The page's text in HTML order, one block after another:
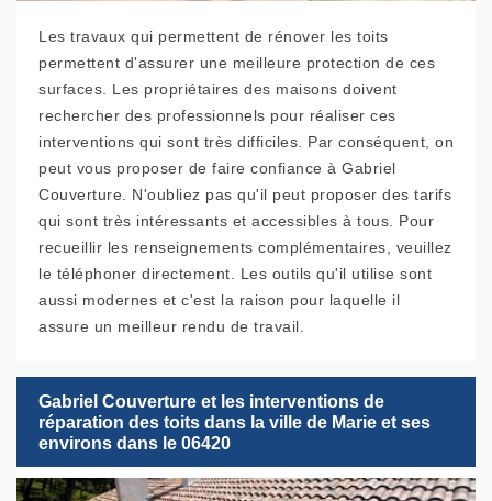
Les travaux qui permettent de rénover les toits
permettent d'assurer une meilleure protection de ces
surfaces. Les propriétaires des maisons doivent
rechercher des professionnels pour réaliser ces
interventions qui sont très difficiles. Par conséquent, on
peut vous proposer de faire confiance à Gabriel
Couverture. N'oubliez pas qu'il peut proposer des tarifs
qui sont très intéressants et accessibles à tous. Pour
recueillir les renseignements complémentaires, veuillez
le téléphoner directement. Les outils qu'il utilise sont
aussi modernes et c'est la raison pour laquelle il
assure un meilleur rendu de travail.
Gabriel Couverture et les interventions de
réparation des toits dans la ville de Marie et ses
environs dans le 06420